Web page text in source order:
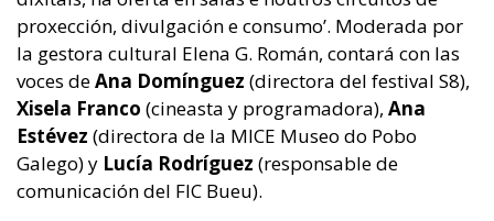
proxección, divulgación e consumo’. Moderada por
la gestora cultural Elena G. Román, contará con las
voces deAna Domínguez (directora del festival S8),
Xisela Franco (cineasta y programadora), Ana
Estévez (directora de la MICE Museo do Pobo
Galego) y Lucía Rodríguez (responsable de
comunicación del FIC Bueu).